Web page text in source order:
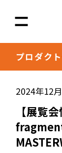
プロダクト
2024年12
【展覧